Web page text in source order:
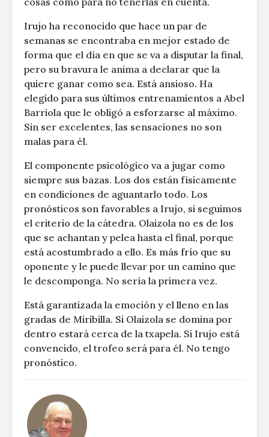
Irujo ha reconocido que hace un par de
semanas se encontraba en mejor estado de
forma que el día en que se va a disputar la final,
pero su bravura le anima a declarar que la
quiere ganar como sea. Está ansioso. Ha
elegido para sus últimos entrenamientos a Abel
Barriola que le obligó a esforzarse al máximo.
Sin ser excelentes, las sensaciones no son
malas para él.
El componente psicológico va a jugar como
siempre sus bazas. Los dos están físicamente
en condiciones de aguantarlo todo. Los
pronósticos son favorables a Irujo, si seguimos
el criterio de la cátedra. Olaizola no es de los
que se achantan y pelea hasta el final, porque
está acostumbrado a ello. Es más frío que su
oponente y le puede llevar por un camino que
le descomponga. No sería la primera vez.
Está garantizada la emoción y el lleno en las
gradas de Miribilla. Si Olaizola se domina por
dentro estará cerca de la txapela. Si Irujo está
convencido, el trofeo será para él. No tengo
pronóstico.